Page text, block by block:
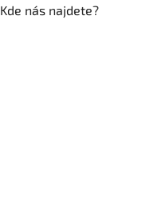
Kde nás najdete?